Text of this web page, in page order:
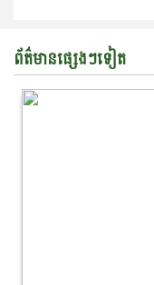
ព័ត៌មានផ្សេងៗទៀត